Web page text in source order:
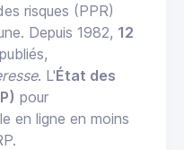
risques (PPR)
Depuis 1982, 12
. L'État des
pour
en ligne en moins